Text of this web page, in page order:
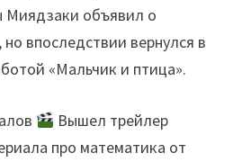
Миядзаки объявил о
впоследствии вернулся в
«Мальчик и птица».
Вышел трейлер
про математика от